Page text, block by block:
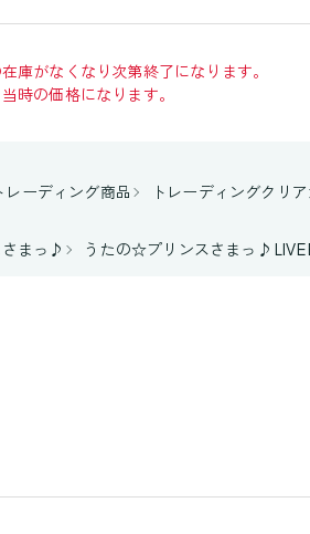
庫がなくなり次第終了になります。
時の価格になります。
レーディング商品
トレーディングクリ
まっ♪
うたの☆プリンスさまっ♪ LIVE